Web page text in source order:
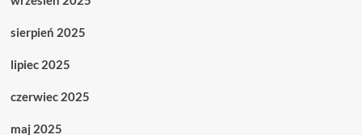
sierpień 2025
lipiec 2025
czerwiec 2025
maj 2025